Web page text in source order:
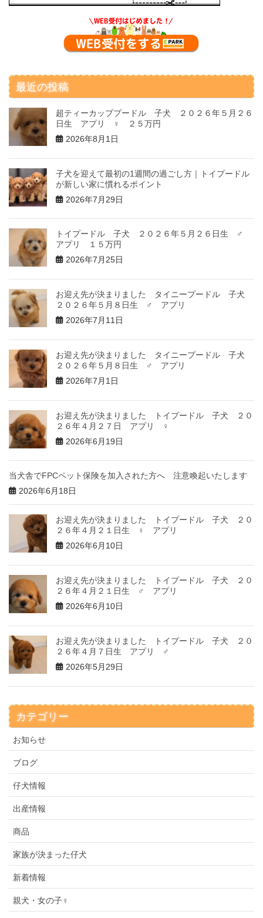
最近の投稿
超ティーカッププードル 子犬 ２０２６年５月２６
日生 アプリ ♀ ２５万円
2026年8月1日
子犬を迎えて最初の1週間の過ごし方｜トイプードル
が新しい家に慣れるポイント
2026年7月29日
トイプードル 子犬 ２０２６年５月２６日生 ♂
アプリ １５万円
2026年7月25日
お迎え先が決まりました タイニープードル 子犬
２０２６年５月８日生 ♂ アプリ
2026年7月11日
お迎え先が決まりました タイニープードル 子犬
２０２６年５月８日生 ♂ アプリ
2026年7月1日
お迎え先が決まりました トイプードル 子犬 ２０
２６年４月２７日 アプリ ♀
2026年6月19日
当犬舎でFPCペット保険を加入された方へ 注意喚起いたします
2026年6月18日
お迎え先が決まりました トイプードル 子犬 ２０
２６年４月２１日生 ♀ アプリ
2026年6月10日
お迎え先が決まりました トイプードル 子犬 ２０
２６年４月２１日生 ♂ アプリ
2026年6月10日
お迎え先が決まりました トイプードル 子犬 ２０
２６年４月７日生 アプリ ♂
2026年5月29日
カテゴリー
お知らせ
ブログ
仔犬情報
出産情報
商品
家族が決まった仔犬
新着情報
親犬・女の子♀